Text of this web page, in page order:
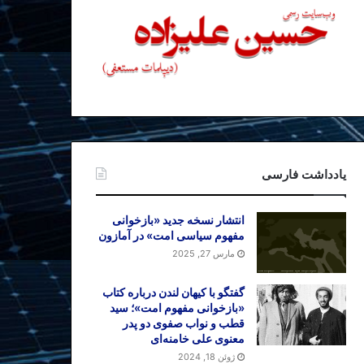
یادداشت فارسی
انتشار نسخه جدید «بازخوانی
مفهوم سیاسی امت» در آمازون
مارس 27, 2025
گفتگو با کیهان لندن درباره کتاب
«بازخوانی مفهوم امت»؛ سید
قطب و نواب صفوی دو پدر
معنوی علی خامنه‌ای
ژوئن 18, 2024